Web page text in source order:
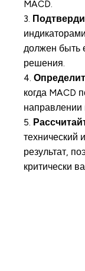
MACD.
3.
должен быть
решения.
4.
когда MACD
направлении
5.
технический
результат,
критически